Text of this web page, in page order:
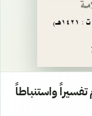
واستنباطاً